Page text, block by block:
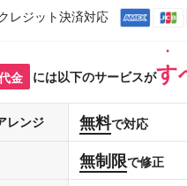
レジット決済対応
金 には以下のサービスがす
レンジ 無料で対応
無制限で修正